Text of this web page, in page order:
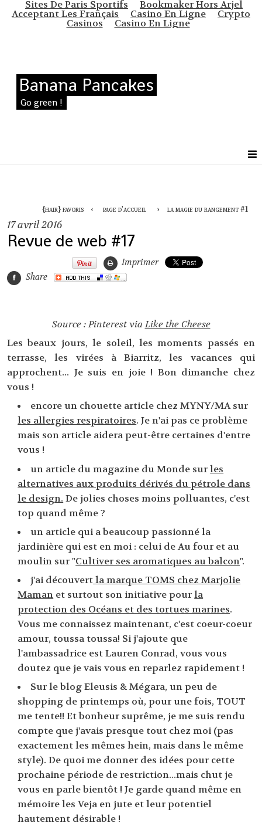
Sites De Paris Sportifs Bookmaker Hors Arjel
Acceptant Les Français Casino En Ligne Crypto
Casinos Casino En Ligne
Banana Pancakes
Go green !
{hair} favoris page d'accueil la magie du rangement #1
17avril 2016
Revue de web #17
Imprimer
Share
Source : Pinterest viaLike the Cheese
Les beaux jours, le soleil, les moments passés en
terrasse, les virées à Biarritz, les vacances qui
approchent... Je suis en joie ! Bon dimanche chez
vous !
encore un chouette article chez MYNY/MA sur
les allergies respiratoires. Je n'ai pas ce problème
mais son article aidera peut-être certaines d'entre
vous !
un article du magazine du Monde surles
alternatives aux produits dérivés du pétrole dans
le design. De jolies choses moins polluantes, c'est
top quand même ?
un article qui a beaucoup passionné la
jardinière qui est en moi : celui de Au four et au
moulin sur "Cultiver ses aromatiques au balcon".
j'ai découvertla marque TOMS chez Marjolie
Maman et surtout son initiative pourla
protection des Océans et des tortues marines.
Vous me connaissez maintenant, c'est coeur-coeur
amour, toussa toussa! Si j'ajoute que
l'ambassadrice est Lauren Conrad, vous vous
doutez que je vais vous en reparlez rapidement !
Sur le blog Eleusis & Mégara, un peu de
shopping de printemps où, pour une fois, TOUT
me tente!! Et bonheur suprême, je me suis rendu
compte que j'avais presque tout chez moi (pas
exactement les mêmes hein, mais dans le même
style). De quoi me donner des idées pour cette
prochaine période de restriction...mais chut je
vous en parle bientôt ! Je garde quand même en
mémoire les Veja en jute et leur potentiel
hautement désirable !